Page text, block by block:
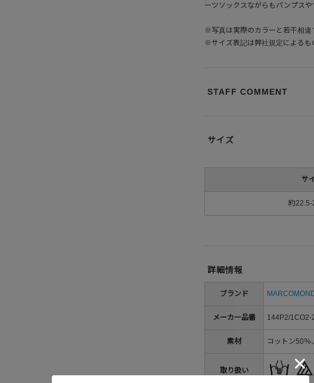
ーツソックスながらもパンプス
※写真は実際のカラーと若干相違
※サイズ表記は弊社規定によるも
STAFF COMMENT
サイズ
サ
約22.5-
詳細情報
ブランド
メーカー品番 144P2/1CO2-
素材 コットン50％
取り扱い